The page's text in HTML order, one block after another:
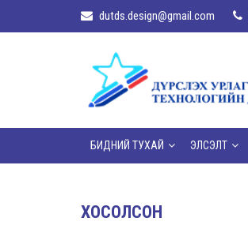
dutds.design@gmail.com
БИДНИЙ ТУХАЙ ЭЛСЭЛТ
ХОСОЛСОН